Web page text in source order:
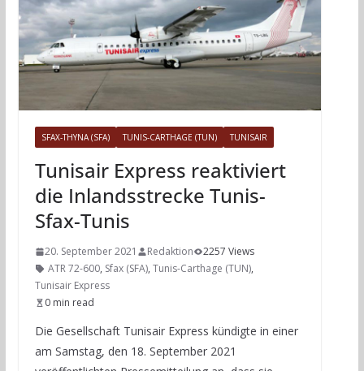
SFAX-THYNA (SFA) TUNIS-CARTHAGE (TUN) TUNISAIR
Tunisair Express reaktiviert
die Inlandsstrecke Tunis-
Sfax-Tunis
20. September 2021 Redaktion
2257 Views
ATR 72-600, Sfax (SFA), Tunis-Carthage (TUN),
Tunisair Express
0 min read
Die Gesellschaft Tunisair Express kündigte in einer
am Samstag, den 18. September 2021